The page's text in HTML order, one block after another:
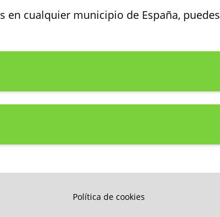
en cualquier municipio de España, puedes
Política de cookies